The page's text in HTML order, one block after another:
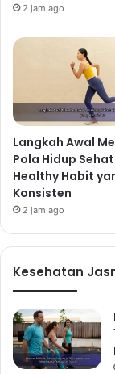
2 jam ago
Langkah Awal
Pola Hidup
Healthy Habit
Konsisten
2 jam ago
Kesehatan